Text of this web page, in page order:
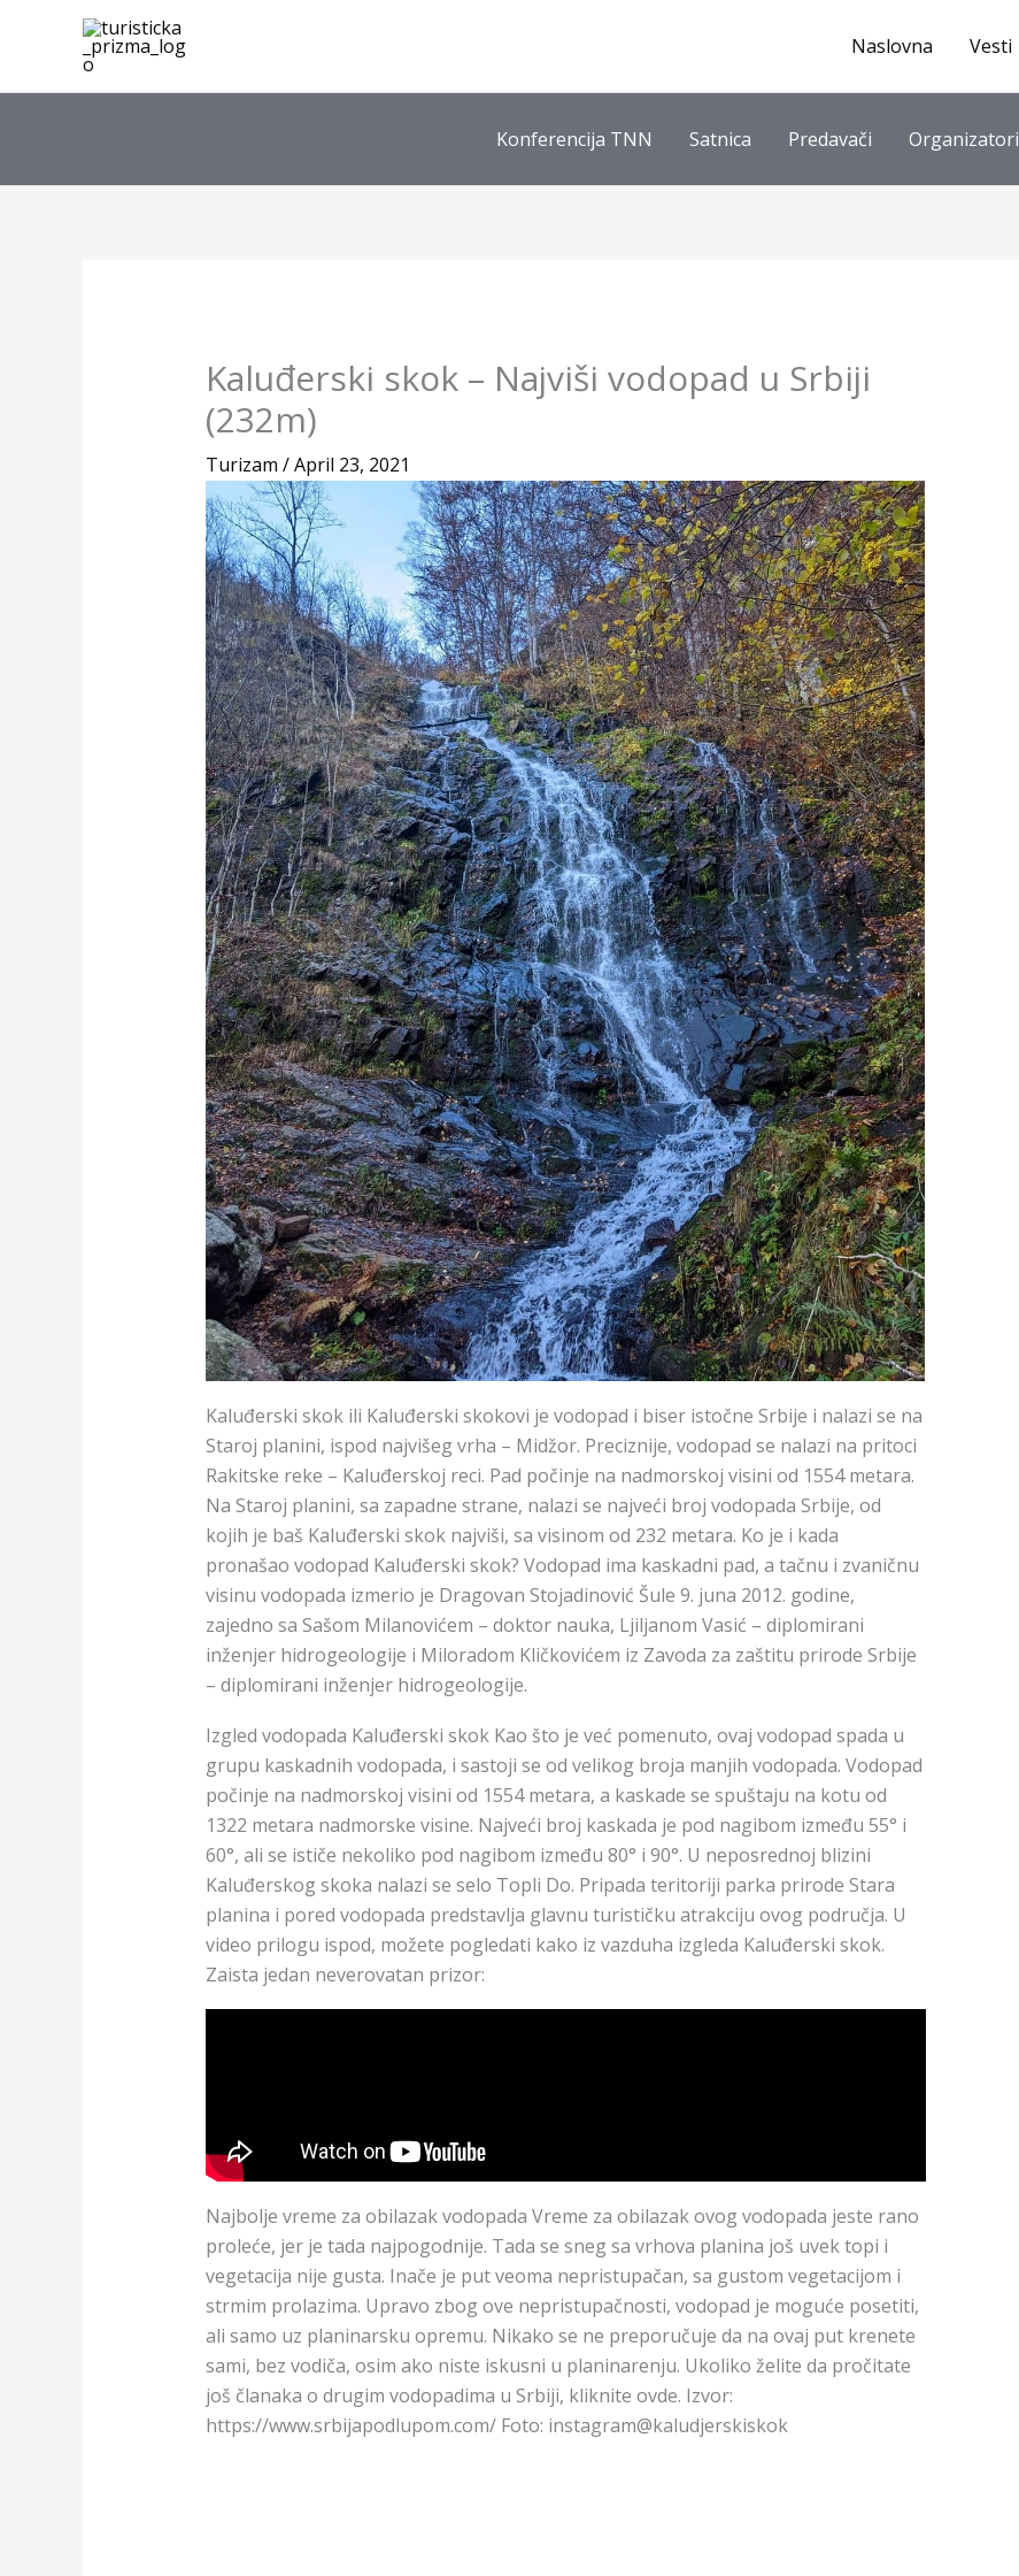
Naslovna Vesti
Konferencija TNN Satnica Predavači Organizatori
Kaluđerski skok – Najviši vodopad u Srbiji
(232m)
Turizam /April 23, 2021
Kaluđerski skok ili Kaluđerski skokovi je vodopad i biser istočne Srbije i nalazi se na
Staroj planini, ispod najvišeg vrha – Midžor. Preciznije, vodopad se nalazi na pritoci
Rakitske reke – Kaluđerskoj reci. Pad počinje na nadmorskoj visini od 1554 metara.
Na Staroj planini, sa zapadne strane, nalazi se najveći broj vodopada Srbije, od
kojih je baš Kaluđerski skok najviši, sa visinom od 232 metara. Ko je i kada
pronašao vodopad Kaluđerski skok? Vodopad ima kaskadni pad, a tačnu i zvaničnu
visinu vodopada izmerio je Dragovan Stojadinović Šule 9. juna 2012. godine,
zajedno sa Sašom Milanovićem – doktor nauka, Ljiljanom Vasić – diplomirani
inženjer hidrogeologije i Miloradom Kličkovićem iz Zavoda za zaštitu prirode Srbije
– diplomirani inženjer hidrogeologije.
Izgled vodopada Kaluđerski skok Kao što je već pomenuto, ovaj vodopad spada u
grupu kaskadnih vodopada, i sastoji se od velikog broja manjih vodopada. Vodopad
počinje na nadmorskoj visini od 1554 metara, a kaskade se spuštaju na kotu od
1322 metara nadmorske visine. Najveći broj kaskada je pod nagibom između 55° i
60°, ali se ističe nekoliko pod nagibom između 80° i 90°. U neposrednoj blizini
Kaluđerskog skoka nalazi se selo Topli Do. Pripada teritoriji parka prirode Stara
planina i pored vodopada predstavlja glavnu turističku atrakciju ovog područja. U
video prilogu ispod, možete pogledati kako iz vazduha izgleda Kaluđerski skok.
Zaista jedan neverovatan prizor:
Najbolje vreme za obilazak vodopada Vreme za obilazak ovog vodopada jeste rano
proleće, jer je tada najpogodnije. Tada se sneg sa vrhova planina još uvek topi i
vegetacija nije gusta. Inače je put veoma nepristupačan, sa gustom vegetacijom i
strmim prolazima. Upravo zbog ove nepristupačnosti, vodopad je moguće posetiti,
ali samo uz planinarsku opremu. Nikako se ne preporučuje da na ovaj put krenete
sami, bez vodiča, osim ako niste iskusni u planinarenju. Ukoliko želite da pročitate
još članaka o drugim vodopadima u Srbiji, kliknite ovde. Izvor:
https://www.srbijapodlupom.com/ Foto: instagram@kaludjerskiskok